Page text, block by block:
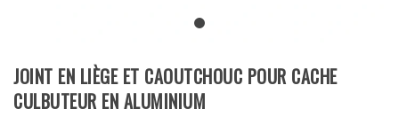
JOINT EN LIÈGE ET CAOUTCHOUC POUR CACHE
CULBUTEUR EN ALUMINIUM